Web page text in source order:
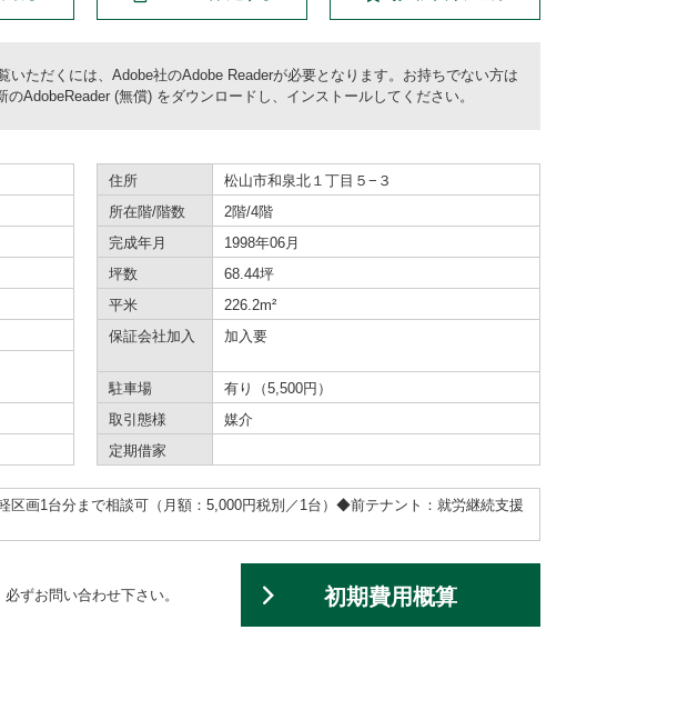
いただくには、Adobe社のAdobe Readerが必要となります。お持ちでない方は
のAdobeReader (無償) をダウンロードし、インストールしてください。
住所
松山市和泉北１丁目５−３
所在階/階数
2階/4階
完成年月
1998年06月
坪数
68.44坪
平米
226.2m²
保証会社加入
加入要
駐車場
有り（5,500円）
取引態様
媒介
定期借家
画1台分まで相談可（月額：5,000円税別／1台）◆前テナント：就労継続支援
ずお問い合わせ下さい。 初期費用概算